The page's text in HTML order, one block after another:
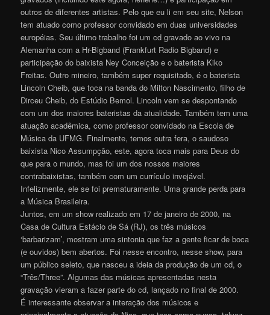
outros de diferentes artistas. Pelo que eu li em seu site, Nelson
tem atuado como professor convidado em duas universidades
européias. Seu último trabalho foi um cd gravado ao vivo na
Alemanha com a Hr-Bigband (Frankfurt Radio Bigband) e
participação do baixista Ney Conceição e o baterista Kiko
Freitas. Outro mineiro, também super requisitado, é o baterista
Lincoln Cheib, que toca na banda do Milton Nascimento, filho de
Dirceu Cheib, do Estúdio Bemol. Lincoln vem se despontando
com um dos maiores bateristas da atualidade. Também tem uma
atuação acadêmica, como professor convidado na Escola de
Música da UFMG. Finalmente, temos outra fera, o saudoso
baixista Nico Assumpção, este, agora toca mais para Deus do
que para o mundo, mas foi um dos nossos maiores
contrabaixistas, também com um currículo invejável.
Infelizmente, ele se foi prematuramente. Uma grande perda para
a Música Brasileira.
Juntos, em um show realizado em 17 de janeiro de 2000, na
Casa de Cultura Estácio de Sá (RJ), os três músicos
‘barbarizam’, mostram uma sintonia que faz a gente ficar de boca
(e ouvidos) bem abertos. Foi nesse encontro, nesse show, para
um público seleto, que nasceu a ideia da produção de um cd, o
“Três/Three”. Algumas das músicas apresentadas nesta
gravação vieram a fazer parte do cd, lançado no final de 2000.
É interessante observar a interação dos músicos e